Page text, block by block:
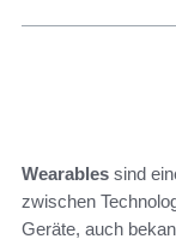
Wearables sind
zwischen
Geräte, auch